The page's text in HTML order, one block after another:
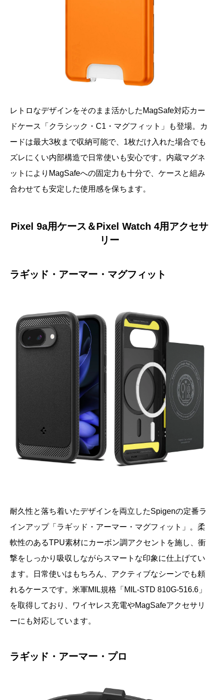
レトロなデザインをそのまま活かしたMagSafe対応カー
ドケース「クラシック・C1・マグフィット」も登場。カ
ードは最大3枚まで収納可能で、1枚だけ入れた場合でも
ズレにくい内部構造で日常使いも安心です。内蔵マグネ
ットによりMagSafeへの固定力も十分で、ケースと組み
合わせても安定した使用感を保ちます。
Pixel 9a用ケース＆Pixel Watch 4用アクセサ
リー
ラギッド・アーマー・マグフィット
耐久性と落ち着いたデザインを両立したSpigenの定番ラ
インアップ「ラギッド・アーマー・マグフィット」。柔
軟性のあるTPU素材にカーボン調アクセントを施し、衝
撃をしっかり吸収しながらスマートな印象に仕上げてい
ます。日常使いはもちろん、アクティブなシーンでも頼
れるケースです。米軍MIL規格「MIL-STD 810G-516.6」
を取得しており、ワイヤレス充電やMagSafeアクセサリ
ーにも対応しています。
ラギッド・アーマー・プロ